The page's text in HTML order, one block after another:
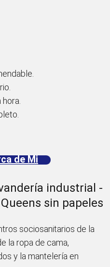
hora.
de Mi
industrial -
sin papeles
sociosanitarios de la
la ropa de cama,
y la mantelería en